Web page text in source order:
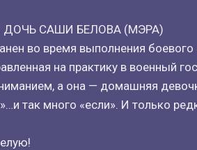
ДОЧЬ САШИ БЕЛОВА (МЭРА)
во время выполнения боевого
на практику в военный
а она — домашняя
так много «если». И только